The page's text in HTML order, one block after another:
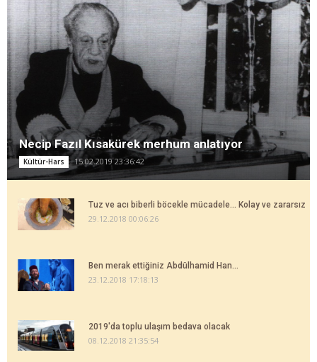
Necip Fazıl Kısakürek merhum anlatıyor
Kültür-Hars 15.02.2019 23:36:42
Tuz ve acı biberli böcekle mücadele... Kolay ve zararsız
29.12.2018 00:06:26
Ben merak ettiğiniz Abdülhamid Han...
23.12.2018 17:18:13
2019'da toplu ulaşım bedava olacak
08.12.2018 21:35:54